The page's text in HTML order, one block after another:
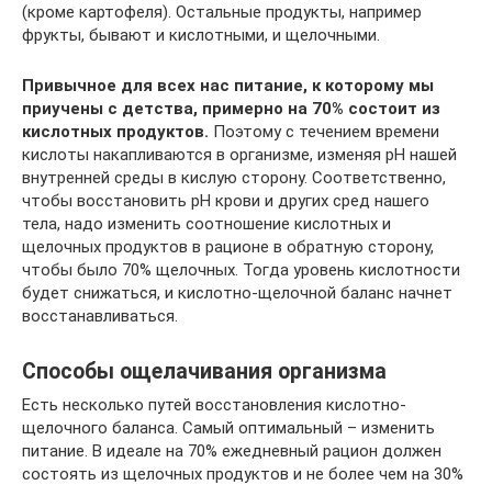
(кроме картофеля). Остальные продукты, например
фрукты, бывают и кислотными, и щелочными.
Привычное для всех нас питание, к которому мы
приучены с детства, примерно на 70% состоит из
кислотных продуктов. Поэтому с течением времени
кислоты накапливаются в организме, изменяя рН нашей
внутренней среды в кислую сторону. Соответственно,
чтобы восстановить рН крови и других сред нашего
тела, надо изменить соотношение кислотных и
щелочных продуктов в рационе в обратную сторону,
чтобы было 70% щелочных. Тогда уровень кислотности
будет снижаться, и кислотно-щелочной баланс начнет
восстанавливаться.
Способы ощелачивания организма
Есть несколько путей восстановления кислотно-
щелочного баланса. Самый оптимальный – изменить
питание. В идеале на 70% ежедневный рацион должен
состоять из щелочных продуктов и не более чем на 30%